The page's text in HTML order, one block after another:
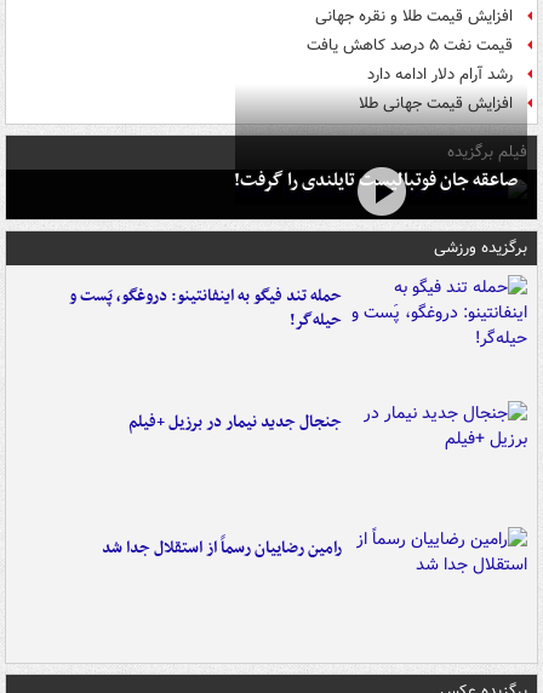
افزایش قیمت طلا و نقره جهانی
قیمت نفت ۵ درصد کاهش یافت
رشد آرام دلار ادامه دارد
افزایش قیمت جهانی طلا
فیلم برگزیده
صاعقه جان فوتبالیست تایلندی را گرفت!
برگزیده ورزشی
حمله تند فیگو به اینفانتینو: دروغگو، پَست‌ و
حیله‌گر!
جنجال جدید نیمار در برزیل +فیلم
رامین رضاییان رسماً از استقلال جدا شد